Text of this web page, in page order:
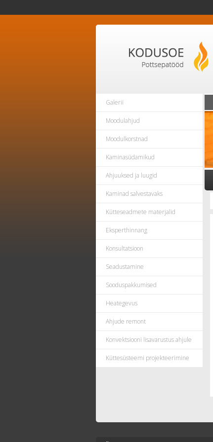
Galerii
Moodulahjud
Moodulkorstnad
Kaminasüdamikud
Ahjuuksed ja luugid
Kaminad salvestavaks
Kütteseadmete materjalid
Eksperthinnang
Konsultatsioon
Seadustamine
Sooduspakkumised
Heategevus
Ahjude remont
Konvektsiooni lisavarustus ahjule
Küttesüsteemi projekteerimine